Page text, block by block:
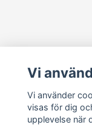
Vi
Vi använder
visas för dig
upplevelse när